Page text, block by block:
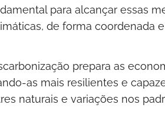
para alcançar essas
de forma coordenada
prepara as
as mais resilientes e
naturais e variações nos